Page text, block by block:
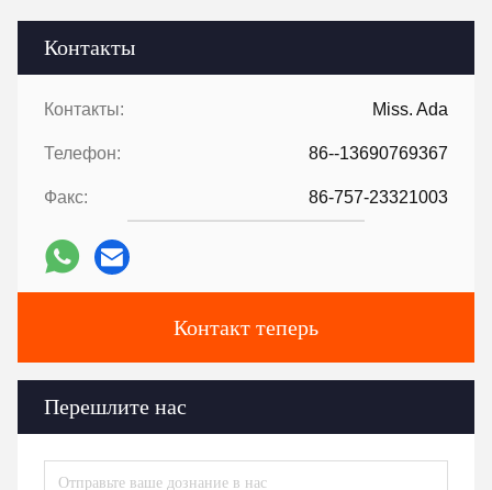
Контакты
Контакты: Miss. Ada
Телефон: 86--13690769367
Факс: 86-757-23321003
Контакт теперь
Перешлите нас